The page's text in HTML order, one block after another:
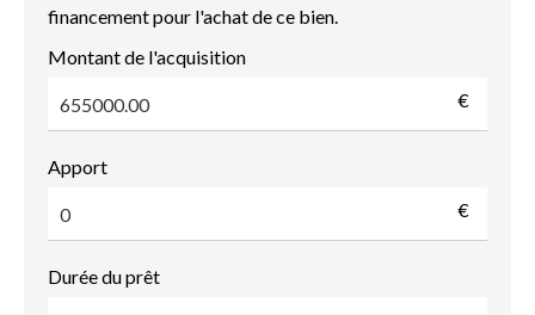
financement pour l'achat de ce bien.
Montant de l'acquisition
€
Apport
€
Durée du prêt